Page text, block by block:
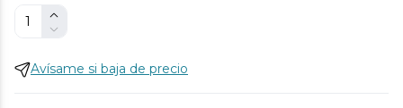
Avísame si baja de precio